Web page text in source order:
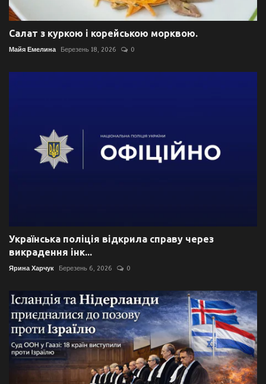
Салат з куркою і корейською морквою.
Майя Емелина Березень 18, 2026 0
Українська поліція відкрила справу через
викрадення інк...
Ярина Харчук Березень 6, 2026 0